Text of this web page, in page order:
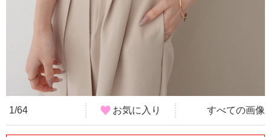
1/64 お気に入り すべての画像